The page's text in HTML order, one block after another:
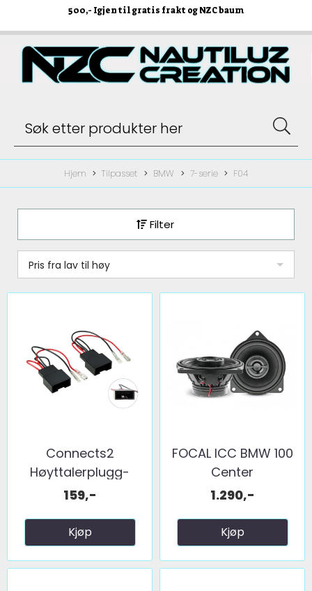
500,- Igjen til gratis frakt og NZC baum
Hjem Tilpasset BMW 7-serie F04
Filter
Pris fra lav til høy
Connects2
Høyttalerplugg-
adaptere BMW ...
159,-
Kjøp
FOCAL ICC BMW 100
Center
1.290,-
Kjøp